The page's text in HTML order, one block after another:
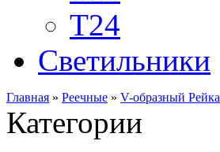
Т24
Светильники
Главная » Реечные » V-образный Рейка
Категории